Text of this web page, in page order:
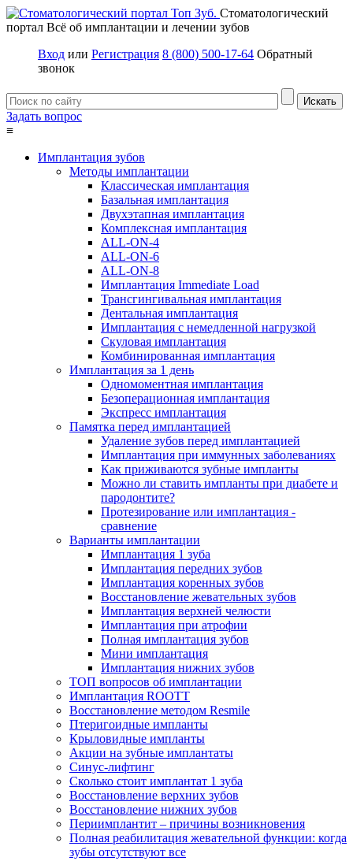
Стоматологический
портал Всё об имплантации и лечении зубов
Вход или Регистрация 8 (800) 500-17-64 Обратный
звонок
Задать вопрос
≡
Имплантация зубов
Методы имплантации
Классическая имплантация
Базальная имплантация
Двухэтапная имплантация
Комплексная имплантация
ALL-ON-4
ALL-ON-6
ALL-ON-8
Имплантация Immediate Load
Трансгингивальная имплантация
Дентальная имплантация
Имплантация с немедленной нагрузкой
Скуловая имплантация
Комбинированная имплантация
Имплантация за 1 день
Одномоментная имплантация
Безоперационная имплантация
Экспресс имплантация
Памятка перед имплантацией
Удаление зубов перед имплантацией
Имплантация при иммунных заболеваниях
Как приживаются зубные импланты
Можно ли ставить импланты при диабете и
пародонтите?
Протезирование или имплантация -
сравнение
Варианты имплантации
Имплантация 1 зуба
Имплантация передних зубов
Имплантация коренных зубов
Восстановление жевательных зубов
Имплантация верхней челюсти
Имплантация при атрофии
Полная имплантация зубов
Мини имплантация
Имплантация нижних зубов
ТОП вопросов об имплантации
Имплантация ROOTT
Восстановление методом Resmile
Птеригоидные импланты
Крыловидные импланты
Акции на зубные имплантаты
Синус-лифтинг
Сколько стоит имплантат 1 зуба
Восстановление верхних зубов
Восстановление нижних зубов
Периимплантит – причины возникновения
Полная реабилитация жевательной функции: когда
зубы отсутствуют все